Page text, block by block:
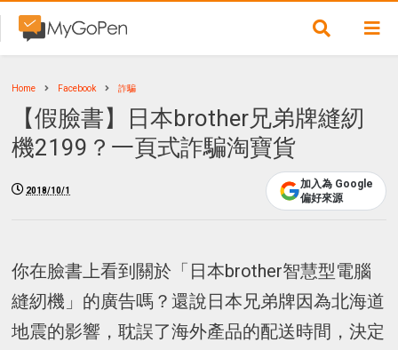
Home Facebook 詐騙
【假臉書】日本brother兄弟牌縫紉
機2199？一頁式詐騙淘寶貨
2018/10/1
加入為 Google
偏好來源
你在臉書上看到關於「日本brother智慧型電腦
縫紉機」的廣告嗎？還說日本兄弟牌因為北海道
地震的影響，耽誤了海外產品的配送時間，決定